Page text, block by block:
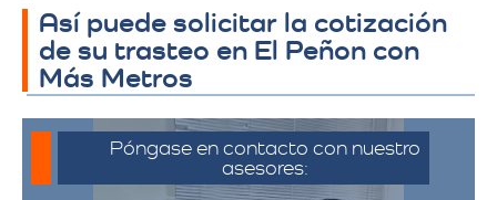
Así puede solicitar la cotización
de su trasteo en El Peñon con
Más Metros
Póngase en contacto con nuestro
asesores: